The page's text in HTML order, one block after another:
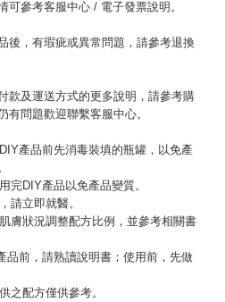
可參考客服中心 / 電子發票說明。
後，有瑕疵或異常問題，請參考退換
款及運送方式的更多說明，請參考購
有問題歡迎聯繫客服中心。
產品前先消毒裝填的瓶罐，以免產
完DIY產品以免產品變質。
請立即就醫。
膚狀況調整配方比例，並參考相關書
品前，請熟讀說明書；使用前，先做
之配方僅供參考。